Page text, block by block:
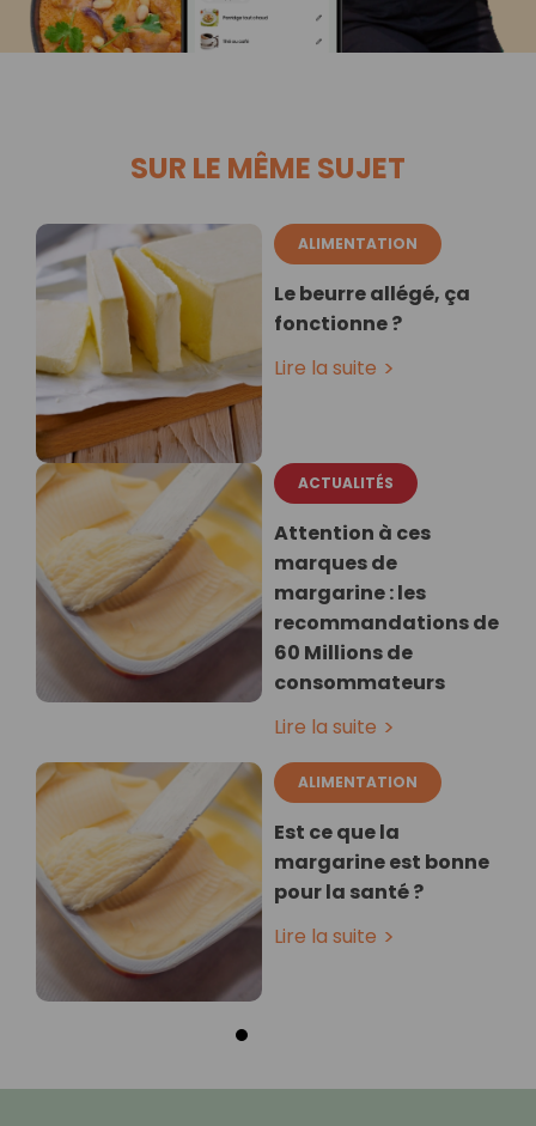
SUR LE MÊME SUJET
ALIMENTATION
Le beurre allégé, ça
fonctionne ?
Lire la suite
ACTUALITÉS
Attention à ces
marques de
margarine : les
recommandations de
60 Millions de
consommateurs
Lire la suite
ALIMENTATION
Est ce que la
margarine est bonne
pour la santé ?
Lire la suite